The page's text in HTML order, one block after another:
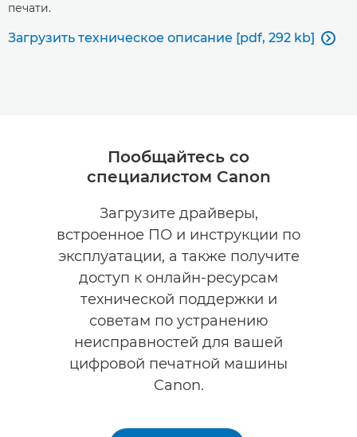
печати.
Загрузить техническое описание [pdf, 292 kb] 
Пообщайтесь со
специалистом Canon
Загрузите драйверы,
встроенное ПО и инструкции по
эксплуатации, а также получите
доступ к онлайн-ресурсам
технической поддержки и
советам по устранению
неисправностей для вашей
цифровой печатной машины
Canon.